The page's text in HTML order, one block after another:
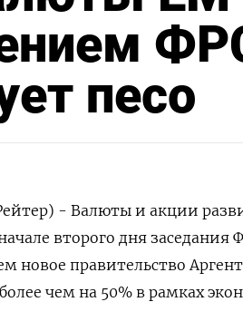
песо
- Валюты и акции
второго дня
новое правительство
чем на 50% в рамках